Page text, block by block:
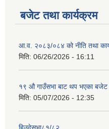
बजेट तथा कार्यक्रम
आ.व. २०८३/०८४ को नीति तथा
मिति: 06/26/2026 - 16:11
१९ औ गाउँसभा बाट थप भएका बजेट
मिति: 05/07/2026 - 12:35